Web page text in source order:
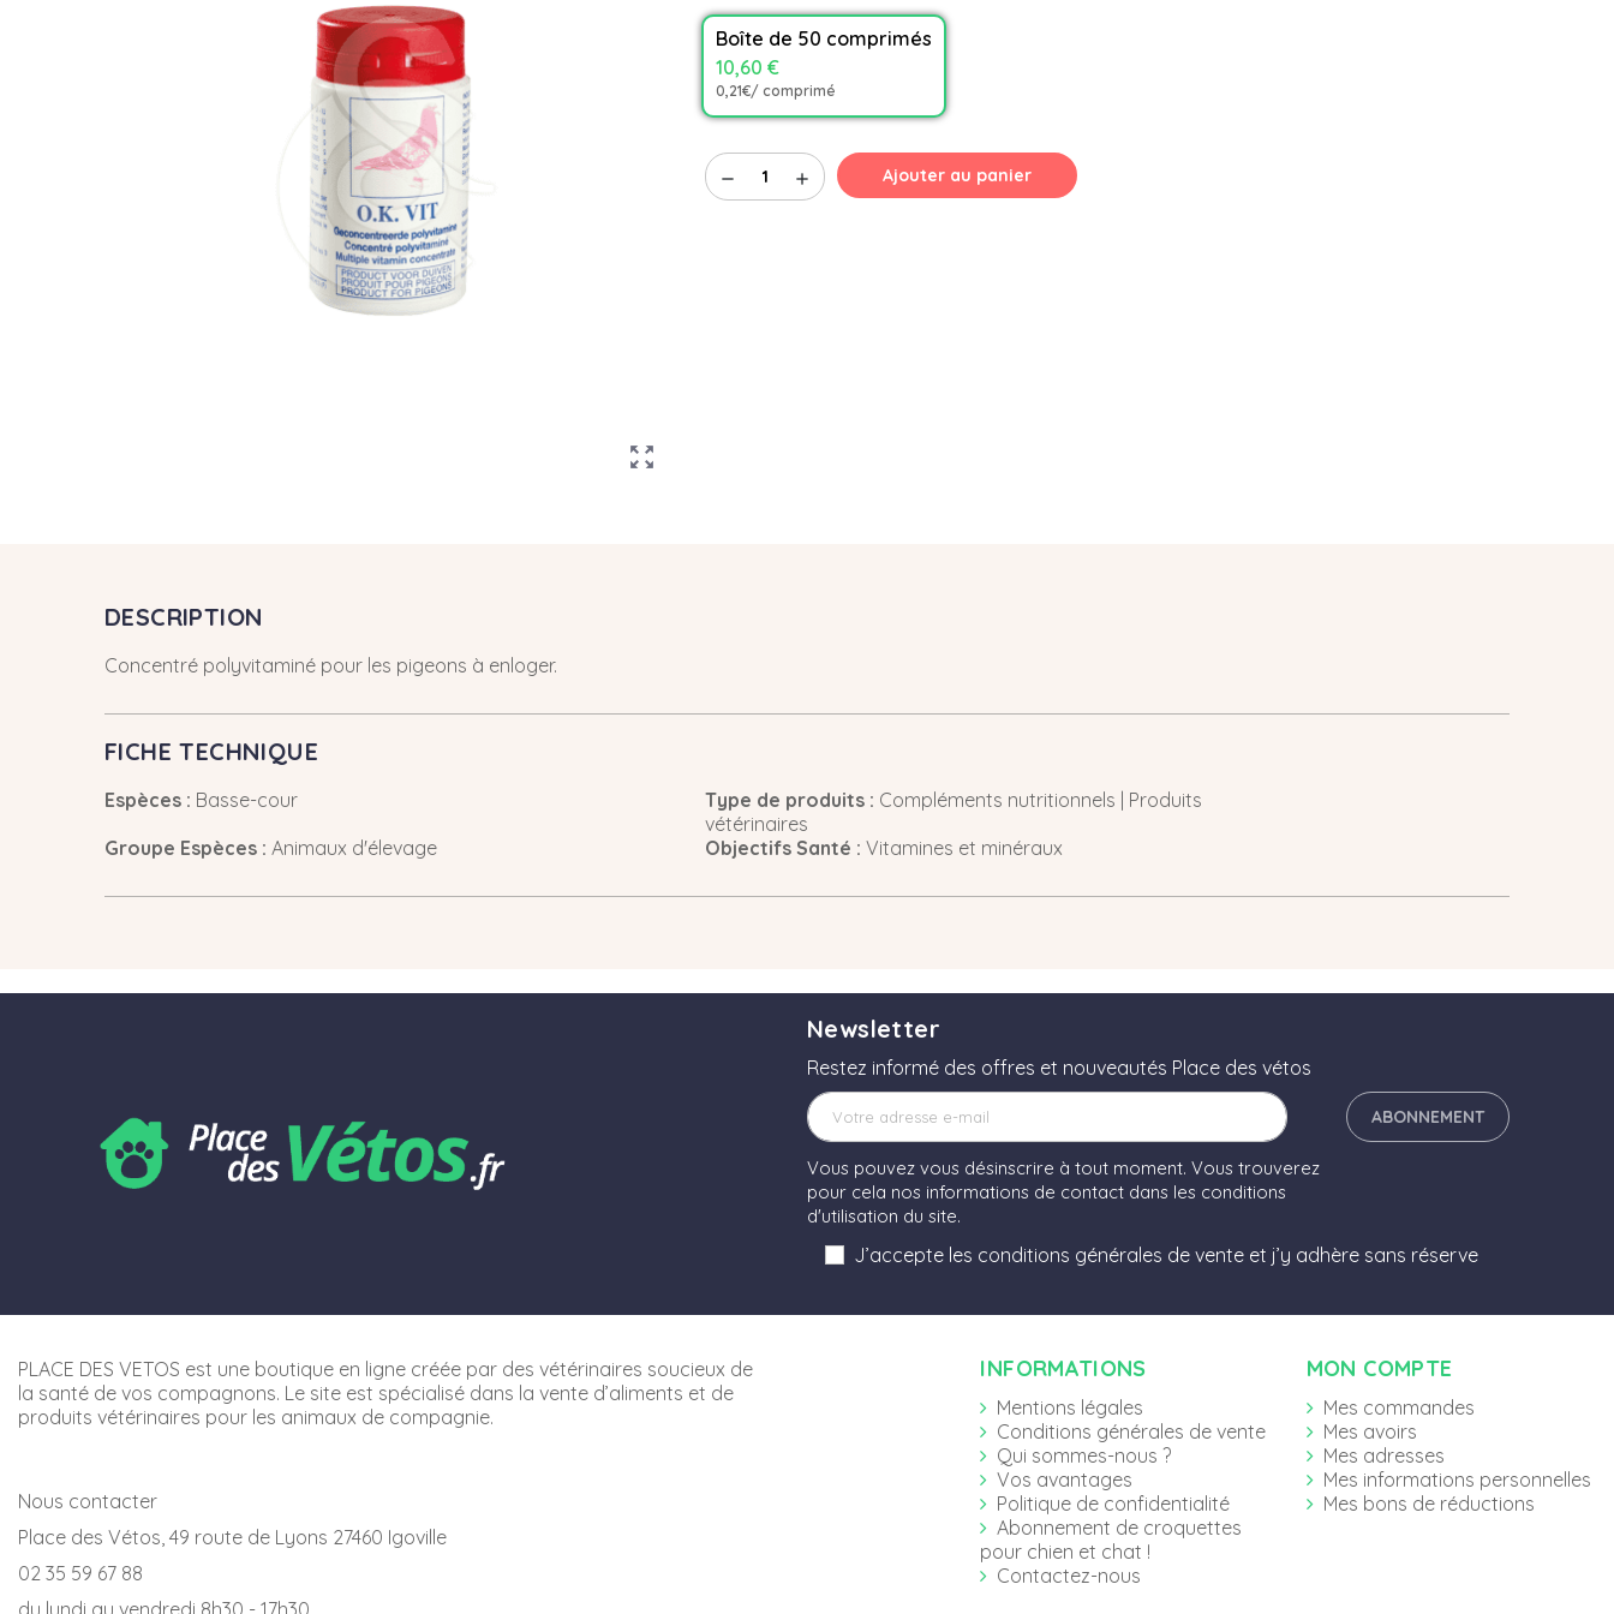
zoom_out_map
Boîte de 50 comprimés
10,60 €
0,21€/ comprimé
remove add Ajouter au panier
DESCRIPTION
Concentré polyvitaminé pour les pigeons à enloger.
FICHE TECHNIQUE
Espèces : Basse-cour Type de produits : Compléments nutritionnels | Produits
vétérinaires
Groupe Espèces : Animaux d'élevage Objectifs Santé : Vitamines et minéraux
Newsletter
Restez informé des offres et nouveautés Place des vétos
ABONNEMENT
Vous pouvez vous désinscrire à tout moment. Vous trouverez
pour cela nos informations de contact dans les conditions
d'utilisation du site.
J’accepte les conditions générales de vente et j’y adhère sans réserve
PLACE DES VETOS est une boutique en ligne créée par des vétérinaires soucieux de
la santé de vos compagnons. Le site est spécialisé dans la vente d’aliments et de
produits vétérinaires pour les animaux de compagnie.
Nous contacter
Place des Vétos, 49 route de Lyons 27460 Igoville
02 35 59 67 88
INFORMATIONS
Mentions légales
Conditions générales de vente
Qui sommes-nous ?
Vos avantages
Politique de confidentialité
Abonnement de croquettes
pour chien et chat !
Contactez-nous
MON COMPTE
Mes commandes
Mes avoirs
Mes adresses
Mes informations personnelles
Mes bons de réductions